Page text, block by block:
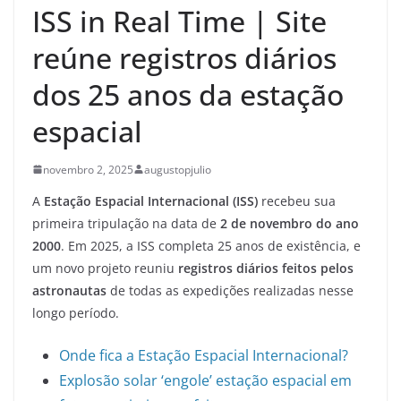
ISS in Real Time | Site
reúne registros diários
dos 25 anos da estação
espacial
novembro 2, 2025 augustopjulio
A Estação Espacial Internacional (ISS) recebeu sua
primeira tripulação na data de 2 de novembro do ano
2000. Em 2025, a ISS completa 25 anos de existência, e
um novo projeto reuniu registros diários feitos pelos
astronautas de todas as expedições realizadas nesse
longo período.
Onde fica a Estação Espacial Internacional?
Explosão solar ‘engole’ estação espacial em